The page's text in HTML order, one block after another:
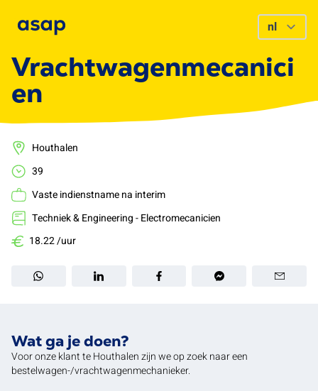
Vrachtwagenmecanici
en
Houthalen
39
Vaste indienstname na interim
Techniek & Engineering - Electromecanicien
18.22 /uur
Wat ga je doen?
Voor onze klant te Houthalen zijn we op zoek naar een
bestelwagen-/vrachtwagenmechanieker.